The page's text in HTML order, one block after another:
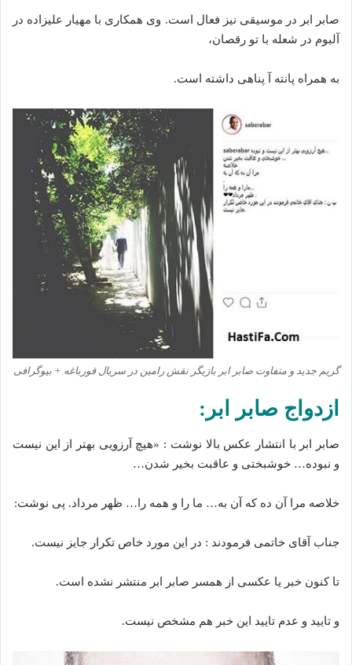
صابر ابر در موسیقی نیز فعال است. وی همکاری با مهیار علیزاده در
آلبوم در شعله با تو رقصان،
به همراه پانته آ پناهی داشته است.
گریم جدید و متفاوت صابر ابر بازیگر نقش رامین در سریال قورباغه + بیوگرافی
ازدواج صابر ابر:
صابر ابر با انتشار عکس بالا نوشت : «هیچ آرزویی بهتر از این نیست
و نبوده… خوشبختی و عاقبت بخیر شدن…
خلاصه مرا آن ده که آن به… ما را و همه را… ظهر مرداد. پی نوشت:
جناب آقای خاتمی فرمودند : در این مورد خاص تکرار جایز نیست.
تا کنون خبر یا عکسی از همسر صابر ابر منتشر نشده است.
و تایید و عدم تایید این خبر هم مشخص نیست.